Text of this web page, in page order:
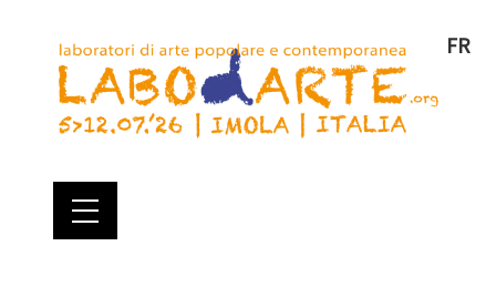
FR